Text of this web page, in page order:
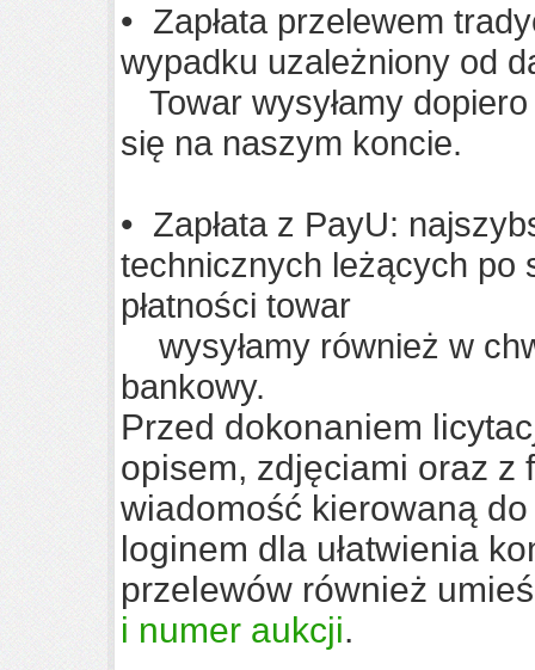
• Zapłata przelewem
wypadku uzależniony od
Towar wysyłamy
się na naszym koncie.
• Zapłata z PayU:
technicznych leżących po
płatności towar
wysyłamy również w
bankowy.
Przed dokonaniem
opisem, zdjęciami oraz z
wiadomość kierowaną
loginem dla ułatwienia
przelewów również
i numer aukcji.